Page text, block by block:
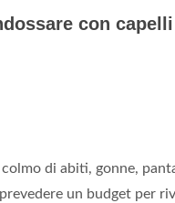
con
di abiti, gonne,
un budget per